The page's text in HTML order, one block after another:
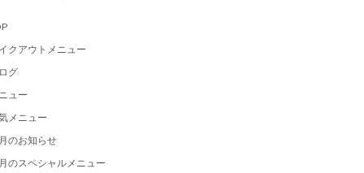
クアウトメニュー
グ
ュー
メニュー
のお知らせ
のスペシャルメニュー